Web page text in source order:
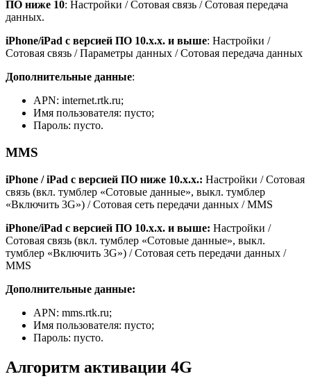
ПО ниже 10: Настройки / Сотовая связь / Сотовая передача
данных.
iPhone/iPad с версией ПО 10.х.х. и выше: Настройки /
Сотовая связь / Параметры данных / Сотовая передача данных
Дополнительные данные:
APN: internet.rtk.ru;
Имя пользователя: пусто;
Пароль: пусто.
MMS
iPhone / iPad с версией ПО ниже 10.х.х.: Настройки / Сотовая
связь (вкл. тумблер «Сотовые данные», выкл. тумблер
«Включить 3G») / Сотовая сеть передачи данных / MMS
iPhone/iPad с версией ПО 10.х.х. и выше: Настройки /
Сотовая связь (вкл. тумблер «Сотовые данные», выкл.
тумблер «Включить 3G») / Сотовая сеть передачи данных /
MMS
Дополнительные данные:
APN: mms.rtk.ru;
Имя пользователя: пусто;
Пароль: пусто.
Алгоритм активации 4G